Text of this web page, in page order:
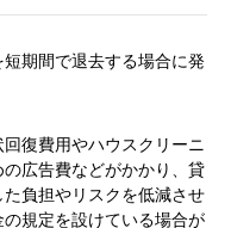
短期間で退去する場合に発
復費用やハウスクリーニ
広告費などがかかり、貸
負担やリスクを低減させ
規定を設けている場合が